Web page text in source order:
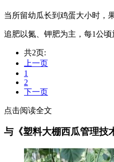
当所留幼瓜长到鸡蛋大小时，
追肥以氮、钾肥为主，每1公顷
共2页:
上一页
1
2
下一页
点击阅读全文
与《塑料大棚西瓜管理技